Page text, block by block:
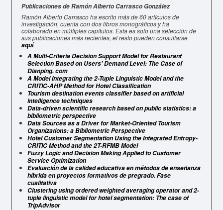
Publicaciones de Ramón Alberto Carrasco González
Ramón Alberto Carrasco ha escrito más de 60 artículos de
investigación, cuenta con dos libros monográficos y ha
colaborado en múltiples capítulos. Esta es solo una selección de
sus publicaciones más recientes, el resto pueden consultarse
aquí.
A Multi-Criteria Decision Support Model for Restaurant
Selection Based on Users' Demand Level: The Case of
Dianping. com
A Model Integrating the 2-Tuple Linguistic Model and the
CRITIC-AHP Method for Hotel Classification
Tourism destination events classifier based on artificial
intelligence techniques
Data-driven scientific research based on public statistics: a
bibliometric perspective
Data Sources as a Driver for Market-Oriented Tourism
Organizations: a Bibliometric Perspective
Hotel Customer Segmentation Using the Integrated Entropy-
CRITIC Method and the 2T-RFMB Model
Fuzzy Logic and Decision Making Applied to Customer
Service Optimization
Evaluación de la calidad educativa en métodos de enseñanza
híbrida en proyectos formativos de pregrado. Fase
cualitativa
Clustering using ordered weighted averaging operator and 2-
tuple linguistic model for hotel segmentation: The case of
TripAdvisor